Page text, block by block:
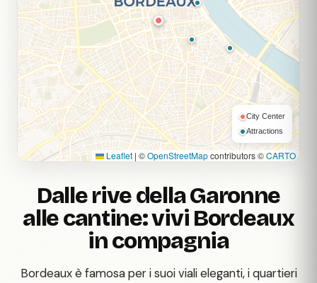
Dalle rive della Garonne
alle cantine: vivi Bordeaux
in compagnia
Bordeaux è famosa per i suoi viali eleganti, i quartieri
City Center
Attractions
Leaflet | ©OpenStreetMapcontributors ©CARTO